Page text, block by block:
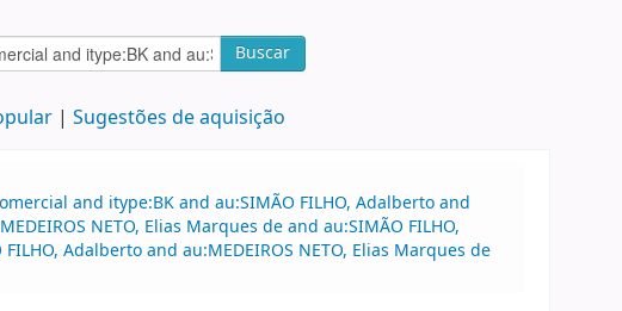
Buscar
Sugestões de aquisição
and itype:BK and au:SIMÃO FILHO, Adalberto and
NETO, Elias Marques de and au:SIMÃO FILHO,
Adalberto and au:MEDEIROS NETO, Elias Marques de